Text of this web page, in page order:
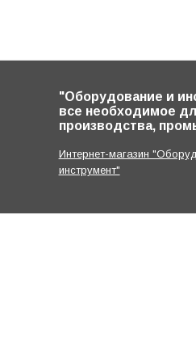
"Оборудование и
все необходимое
производства,
Интернет-магазин
инструмент"